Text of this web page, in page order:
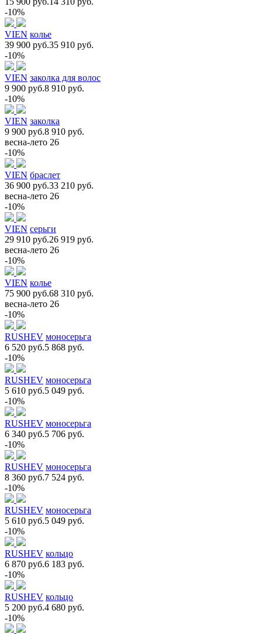
-10%
VIEN колье
39 900 руб.35 910 руб.
-10%
VIEN заколка для волос
9 900 руб.8 910 руб.
-10%
VIEN заколка
9 900 руб.8 910 руб.
весна-лето 26
-10%
VIEN браслет
36 900 руб.33 210 руб.
весна-лето 26
-10%
VIEN серьги
29 910 руб.26 919 руб.
весна-лето 26
-10%
VIEN колье
75 900 руб.68 310 руб.
весна-лето 26
-10%
RUSHEV моносерьга
6 520 руб.5 868 руб.
-10%
RUSHEV моносерьга
5 610 руб.5 049 руб.
-10%
RUSHEV моносерьга
6 340 руб.5 706 руб.
-10%
RUSHEV моносерьга
8 360 руб.7 524 руб.
-10%
RUSHEV моносерьга
5 610 руб.5 049 руб.
-10%
RUSHEV кольцо
6 870 руб.6 183 руб.
-10%
RUSHEV кольцо
5 200 руб.4 680 руб.
-10%